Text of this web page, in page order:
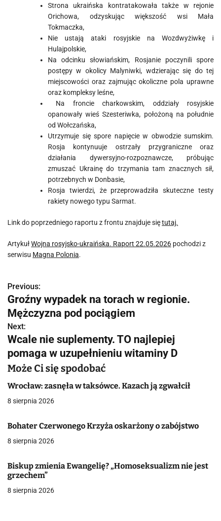
Strona ukraińska kontratakowała także w rejonie
Orichowa, odzyskując większość wsi Mała
Tokmaczka,
Nie ustają ataki rosyjskie na Wozdwyżiwkę i
Hulajpolskie,
Na odcinku słowiańskim, Rosjanie poczynili spore
postępy w okolicy Malyniwki, wdzierając się do tej
miejscowości oraz zajmując okoliczne pola uprawne
oraz kompleksy leśne,
Na froncie charkowskim, oddziały rosyjskie
opanowały wieś Szesteriwka, położoną na południe
od Wołczańska,
Utrzymuje się spore napięcie w obwodzie sumskim.
Rosja kontynuuje ostrzały przygraniczne oraz
działania dywersyjno-rozpoznawcze, próbując
zmuszać Ukrainę do trzymania tam znacznych sił,
potrzebnych w Donbasie,
Rosja twierdzi, że przeprowadziła skuteczne testy
rakiety nowego typu Sarmat.
Link do poprzedniego raportu z frontu znajduje siętutaj.
ArtykułWojna rosyjsko-ukraińska. Raport 22.05.2026 pochodzi z
serwisu Magna Polonia.
N
a
w
i
g
a
c
j
a
p
i
Previous:
Groźny wypadek na torach w regionie.
Mężczyzna pod pociągiem
Next:
Wcale nie suplementy. TO najlepiej
pomaga w uzupełnieniu witaminy D
Może Ci się spodobać
Wrocław: zasnęła w taksówce. Kazach ją zgwałcił
8 sierpnia 2026
Bohater Czerwonego Krzyża oskarżony o zabójstwo
8 sierpnia 2026
Biskup zmienia Ewangelię? „Homoseksualizm nie jest
grzechem”
8 sierpnia 2026